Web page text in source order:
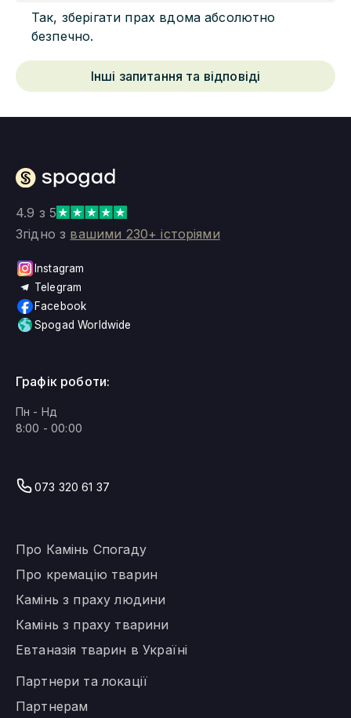
Так, зберігати прах вдома абсолютно
безпечно.
Інші запитання та відповіді
4.9 з 5
Згідно з вашими 230+ історіями
Instagram
Telegram
Facebook
Spogad Worldwide
Про Камінь Спогаду
Про кремацію тварин
Камінь з праху людини
Камінь з праху тварини
Евтаназія тварин в Україні
Партнери та локації
Партнерам
Графік роботи:
Пн - Нд
8:00 - 00:00
073 320 61 37